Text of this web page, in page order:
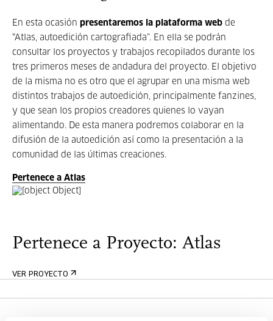
En esta ocasión presentaremos la plataforma web de
“Atlas, autoedición cartografiada”. En ella se podrán
consultar los proyectos y trabajos recopilados durante los
tres primeros meses de andadura del proyecto. El objetivo
de la misma no es otro que el agrupar en una misma web
distintos trabajos de autoedición, principalmente fanzines,
y que sean los propios creadores quienes lo vayan
alimentando. De esta manera podremos colaborar en la
difusión de la autoedición así como la presentación a la
comunidad de las últimas creaciones.
Pertenece a Atlas
Pertenece a Proyecto: Atlas
VER PROYECTO